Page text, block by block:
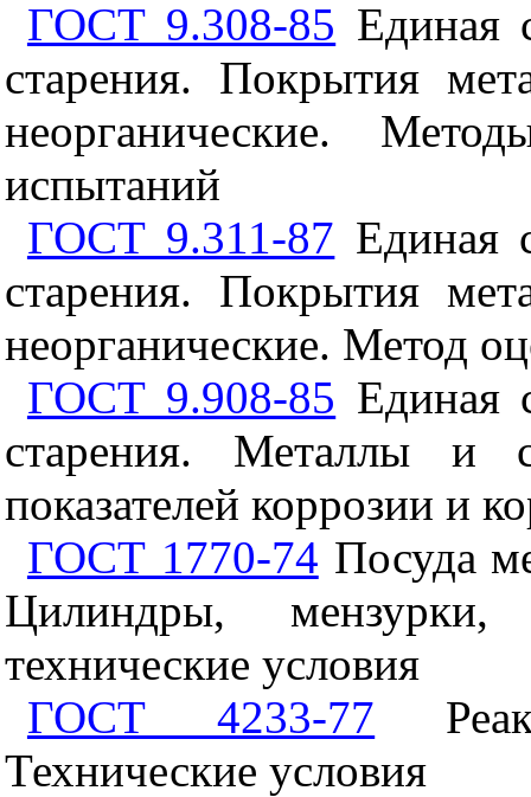
ГОСТ 9.308-85 Единая
старения. Покрытия
неорганические.
испытаний
ГОСТ 9.311-87 Единая
старения. Покрытия
неорганические. Метод
ГОСТ 9.908-85 Единая
старения. Металлы и
показателей коррозии и
ГОСТ 1770-74 Посуда
Цилиндры,
технические условия
ГОСТ 4233-77
Технические условия